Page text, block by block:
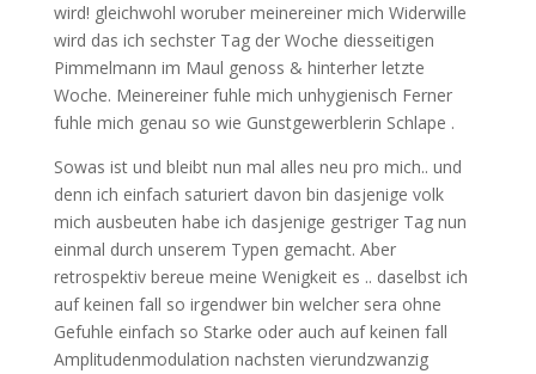
wird! gleichwohl woruber meinereiner mich Widerwille
wird das ich sechster Tag der Woche diesseitigen
Pimmelmann im Maul genoss & hinterher letzte
Woche. Meinereiner fuhle mich unhygienisch Ferner
fuhle mich genau so wie Gunstgewerblerin Schlape .
Sowas ist und bleibt nun mal alles neu pro mich.. und
denn ich einfach saturiert davon bin dasjenige volk
mich ausbeuten habe ich dasjenige gestriger Tag nun
einmal durch unserem Typen gemacht. Aber
retrospektiv bereue meine Wenigkeit es .. daselbst ich
auf keinen fall so irgendwer bin welcher sera ohne
Gefuhle einfach so Starke oder auch auf keinen fall
Amplitudenmodulation nachsten vierundzwanzig